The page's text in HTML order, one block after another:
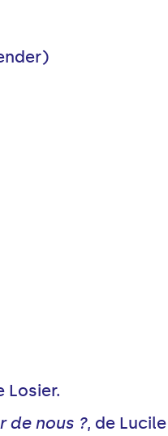
Losier.
de nous ?, de